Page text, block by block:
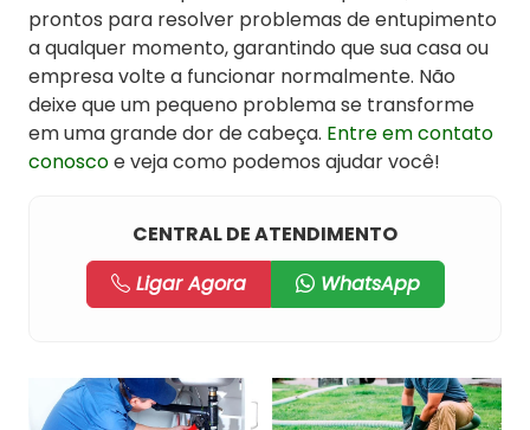
prontos para resolver problemas de entupimento
a qualquer momento, garantindo que sua casa ou
empresa volte a funcionar normalmente. Não
deixe que um pequeno problema se transforme
em uma grande dor de cabeça. Entre em contato
conoscoe veja como podemos ajudar você!
CENTRAL DE ATENDIMENTO
Ligar Agora
WhatsApp